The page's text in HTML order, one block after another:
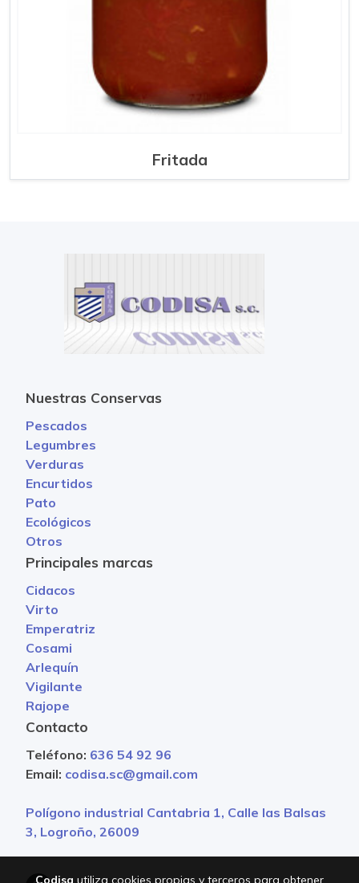
Fritada
Nuestras Conservas
Pescados
Legumbres
Verduras
Encurtidos
Pato
Ecológicos
Otros
Principales marcas
Cidacos
Virto
Emperatriz
Cosami
Arlequín
Vigilante
Rajope
Contacto
Teléfono: 636 54 92 96
Email: codisa.sc@gmail.com
Polígono industrial Cantabria 1, Calle las Balsas
3, Logroño, 26009
Codisa utiliza cookies propias y terceros para obtener